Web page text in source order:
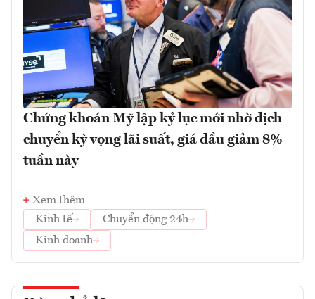
Chứng khoán Mỹ lập kỷ lục mới nhờ dịch
chuyển kỳ vọng lãi suất, giá dầu giảm 8%
tuần này
Xem thêm
Kinh tế
Chuyển động 24h
Kinh doanh